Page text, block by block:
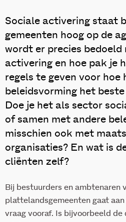
Sociale activering staat
gemeenten hoog op de
wordt er precies bedoeld
activering en hoe pak je
regels te geven voor hoe
beleidsvorming het
Doe je het als sector
of samen met andere
misschien ook met
organisaties? En wat is
cliënten zelf?
Bij bestuurders en ambtenaren
plattelandsgemeenten gaat aan
vraag vooraf. Is bijvoorbeeld de